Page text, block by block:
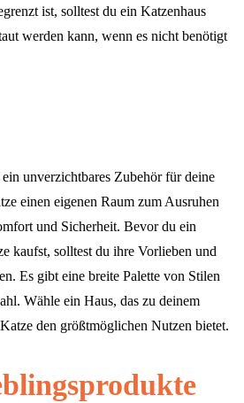
ist, solltest du ein Katzenhaus
werden kann, wenn es nicht benötigt
unverzichtbares Zubehör für deine
einen eigenen Raum zum Ausruhen
und Sicherheit. Bevor du ein
kaufst, solltest du ihre Vorlieben und
Es gibt eine breite Palette von Stilen
Wähle ein Haus, das zu deinem
den größtmöglichen Nutzen bietet.